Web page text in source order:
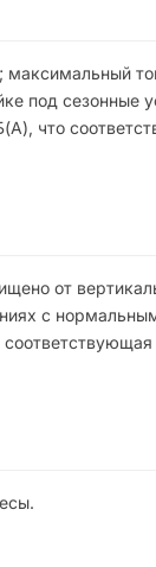
максимальный
под сезонные
что
от
с